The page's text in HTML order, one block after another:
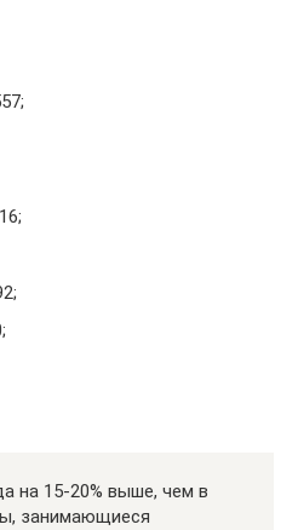
на 15-20% выше, чем в
занимающиеся